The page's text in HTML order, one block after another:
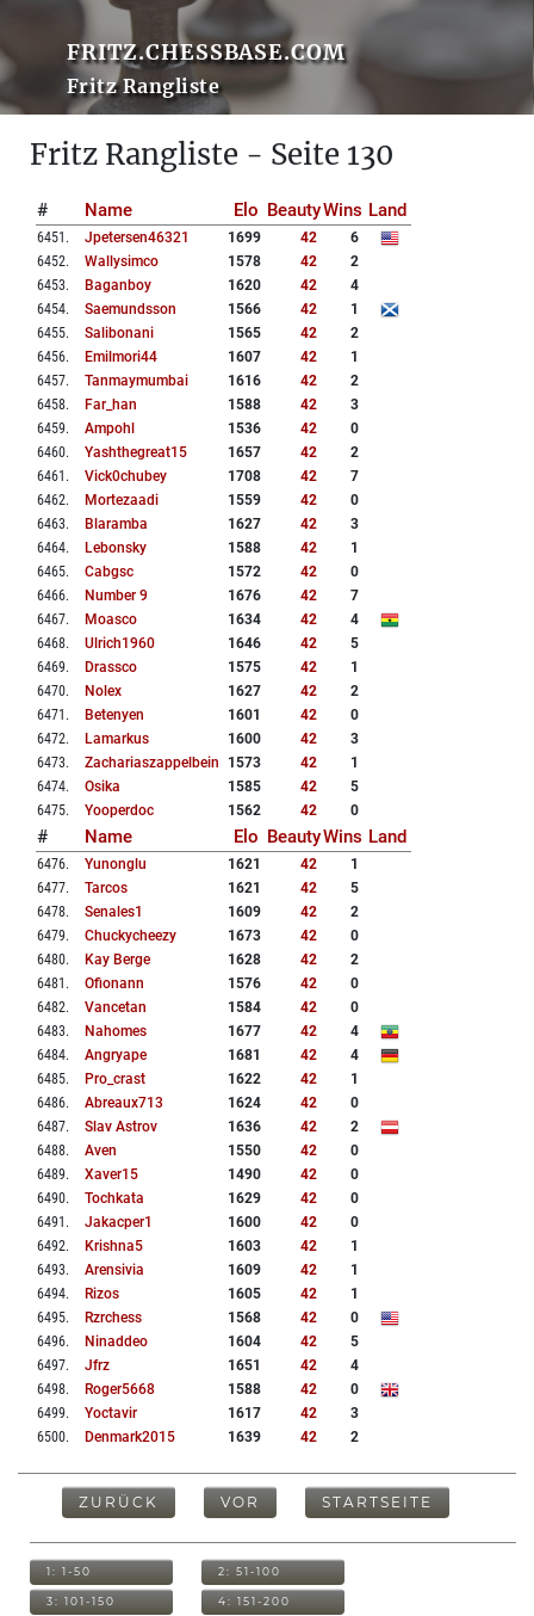
FRITZ.CHESSBASE.COM
Fritz Rangliste
Fritz Rangliste - Seite 130
# Name Elo BeautyWins Land
6451 . Jpetersen46321 1699 42
6
6452. Wallysimco 1578 42
2
6453. Baganboy 1620 42
4
6454. Saemundsson 1566 42
1
6455. Salibonani 1565 42
2
6456. Emilmori44 1607 42
1
6457. Tanmaymumbai 1616 42
2
6458. Far_han 1588 42
3
6459. Ampohl 1536 42
0
6460. Yashthegreat15 1657 42
2
6461 . Vick0chubey 1708 42
7
6462. Mortezaadi 1559 42
0
6463. Blaramba 1627 42
3
6464. Lebonsky 1588 42
1
6465. Cabgsc 1572 42
0
6466. Number 9 1676 42
7
6467. Moasco 1634 42
4
6468. Ulrich1960 1646 42
5
6469. Drassco 1575 42
1
6470. Nolex 1627 42
2
6471 . Betenyen 1601 42
0
6472. Lamarkus 1600 42
3
6473. Zachariaszappelbein 1573 42
1
6474. Osika 1585 42
5
6475. Yooperdoc 1562 42 0
# Name Elo BeautyWins Land
6476. Yunonglu 1621 42
1
6477. Tarcos 1621 42
5
6478. Senales1 1609 42
2
6479. Chuckycheezy 1673 42
0
6480. Kay Berge 1628 42
2
6481 . Ofionann 1576 42
0
6482. Vancetan 1584 42
0
6483. Nahomes 1677 42
4
6484. Angryape 1681 42
4
6485. Pro_crast 1622 42
1
6486. Abreaux713 1624 42
0
6487. Slav Astrov 1636 42
2
6488. Aven 1550 42
0
6489. Xaver15 1490 42
0
6490. Tochkata 1629 42
0
6491 . Jakacper1 1600 42
0
6492. Krishna5 1603 42
1
6493. Arensivia 1609 42
1
6494. Rizos 1605 42
1
6495. Rzrchess 1568 42
0
6496. Ninaddeo 1604 42
5
6497. Jfrz 1651 42
4
6498. Roger5668 1588 42
0
6499. Yoctavir 1617 42
3
6500. Denmark2015 1639 42 2
ZURÜCK VOR STARTSEITE
1: 1-50 2: 51-100
3: 101-150 4: 151-200